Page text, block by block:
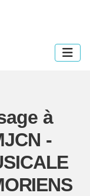
à
-